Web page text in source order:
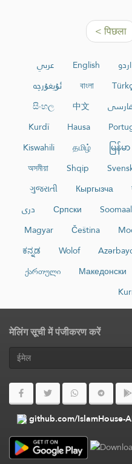
< पिछला
عربي English اردو
ئۇيغۇرچە
বাংলা
සිංහල
中文 فارسی
Kurdî
Hausa
Kiswahili
தமிழ் မြန်မာ
অসমীয়া
Shqip
ગુજરાતી
Кыргызча
دری
Српски
Magyar
Čeština
ಕನ್ನಡ
Wolof
ქართული
Македонски
मेलिंग सूची में पंजीकरण करें
github.com/IslamHouse-